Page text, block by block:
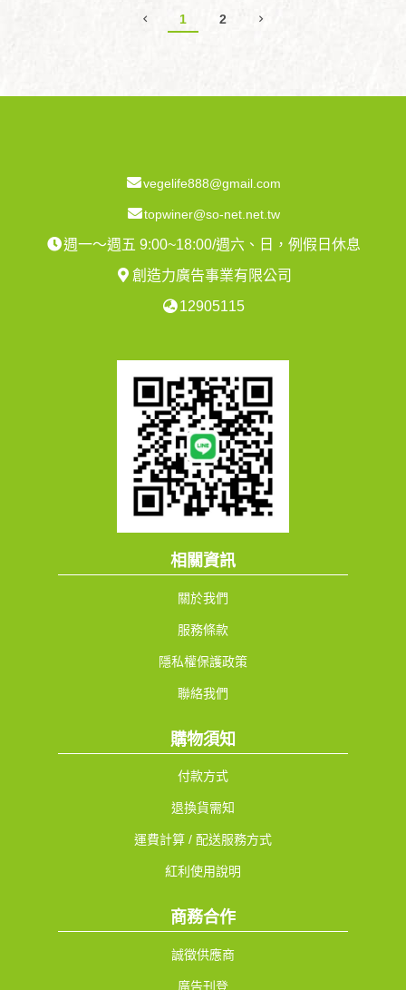
生仁組織延長儲存壽命。
逐粒撿豆：仔細挑出不良，
利均勻。
生仁組織延長儲存壽命。
利均勻。清茂農場 - 自然農
1 2
vegelife888@gmail.com
topwiner@so-net.net.tw
週一～週五 9:00~18:00/週六、日，例假日休息
創造力廣告事業有限公司
12905115
相關資訊
關於我們
服務條款
隱私權保護政策
聯絡我們
購物須知
付款方式
退換貨需知
運費計算 / 配送服務方式
紅利使用說明
商務合作
誠徵供應商
廣告刊登